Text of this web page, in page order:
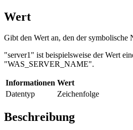
Wert
Gibt den Wert an, den der symbolische
"server1" ist beispielsweise der Wert
"WAS_SERVER_NAME".
Informationen Wert
Datentyp
Zeichenfolge
Beschreibung